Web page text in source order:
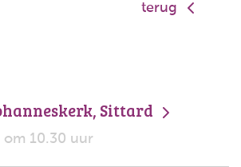
terug
Sittard
10.30 uur